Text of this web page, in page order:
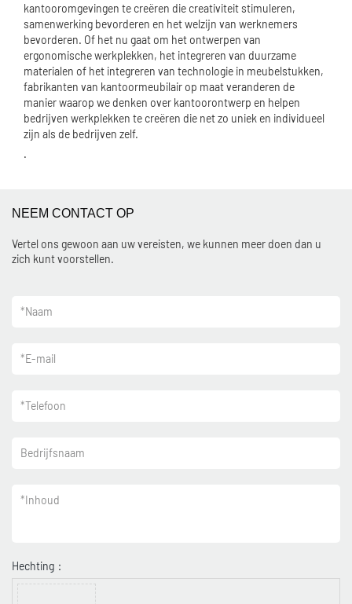
kantooromgevingen te creëren die creativiteit stimuleren,
samenwerking bevorderen en het welzijn van werknemers
bevorderen. Of het nu gaat om het ontwerpen van
ergonomische werkplekken, het integreren van duurzame
materialen of het integreren van technologie in meubelstukken,
fabrikanten van kantoormeubilair op maat veranderen de
manier waarop we denken over kantoorontwerp en helpen
bedrijven werkplekken te creëren die net zo uniek en individueel
zijn als de bedrijven zelf.
.
NEEM CONTACT OP
Vertel ons gewoon aan uw vereisten, we kunnen meer doen dan u
zich kunt voorstellen.
*Naam
*E-mail
*Telefoon
Bedrijfsnaam
*Inhoud
Hechting：